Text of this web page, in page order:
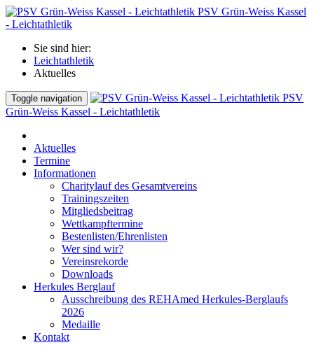
PSV Grün-Weiss Kassel
- Leichtathletik
Sie sind hier:
Leichtathletik
Aktuelles
Toggle navigation
PSV
Grün-Weiss Kassel - Leichtathletik
Aktuelles
Termine
Informationen
Charitylauf des Gesamtvereins
Trainingszeiten
Mitgliedsbeitrag
Wettkampftermine
Bestenlisten/Ehrenlisten
Wer sind wir?
Vereinsrekorde
Downloads
Herkules Berglauf
Ausschreibung des REHAmed Herkules-Berglaufs
2026
Medaille
Kontakt